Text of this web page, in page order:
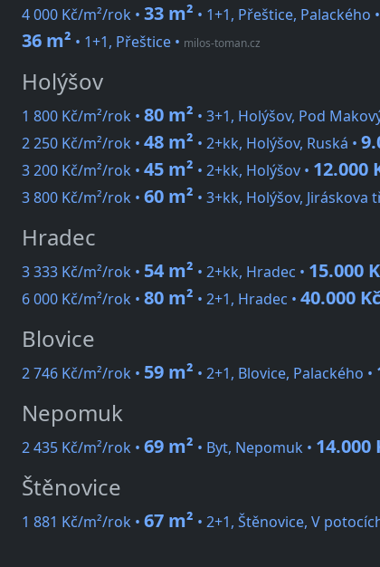
4 000 Kč/m²/rok • 33 m² • 1+1, Přeštice, Palackého •
36 m² • 1+1, Přeštice • milos-toman.cz
Holýšov
1 800 Kč/m²/rok • 80 m² • 3+1, Holýšov, Pod
2 250 Kč/m²/rok • 48 m² • 2+kk, Holýšov, Ruská •
3 200 Kč/m²/rok • 45 m² • 2+kk, Holýšov • 12.000
3 800 Kč/m²/rok • 60 m² • 3+kk, Holýšov, Jiráskova
Hradec
3 333 Kč/m²/rok • 54 m² • 2+kk, Hradec • 15.000
6 000 Kč/m²/rok • 80 m² • 2+1, Hradec • 40.000 Kč
Blovice
2 746 Kč/m²/rok • 59 m² • 2+1, Blovice, Palackého •
Nepomuk
2 435 Kč/m²/rok • 69 m² • Byt, Nepomuk • 14.000
Štěnovice
1 881 Kč/m²/rok • 67 m² • 2+1, Štěnovice, V